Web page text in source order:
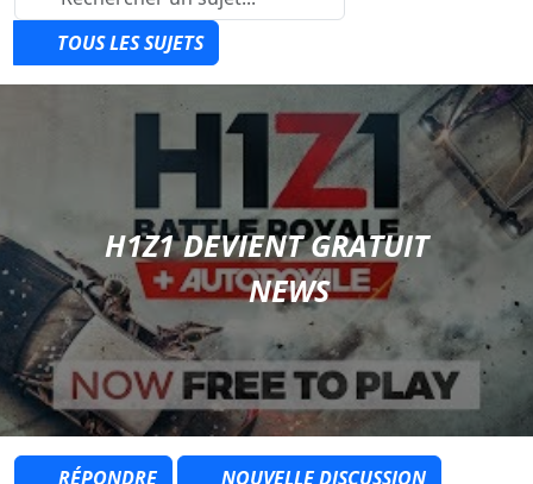
TOUS LES SUJETS
H1Z1 DEVIENT GRATUIT
NEWS
RÉPONDRE NOUVELLE DISCUSSION